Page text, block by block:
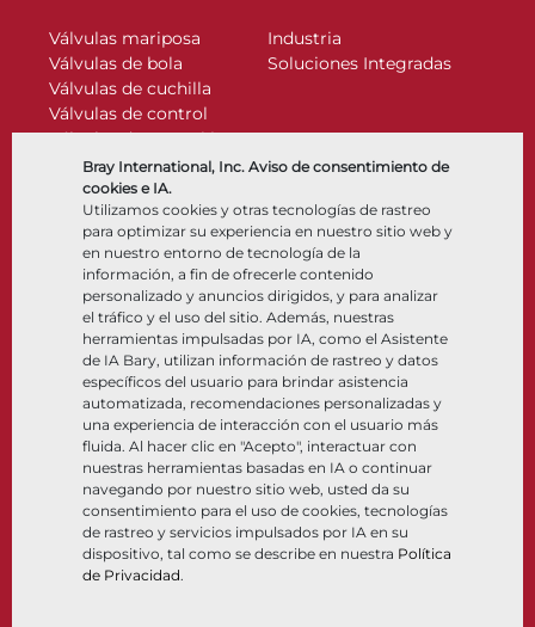
Bray International, Inc. Aviso de consentimiento de
cookies e IA.
Utilizamos cookies y otras tecnologías de rastreo
para optimizar su experiencia en nuestro sitio web y
en nuestro entorno de tecnología de la
información, a fin de ofrecerle contenido
personalizado y anuncios dirigidos, y para analizar
el tráfico y el uso del sitio. Además, nuestras
herramientas impulsadas por IA, como el Asistente
de IA Bary, utilizan información de rastreo y datos
específicos del usuario para brindar asistencia
automatizada, recomendaciones personalizadas y
una experiencia de interacción con el usuario más
fluida. Al hacer clic en "Acepto", interactuar con
nuestras herramientas basadas en IA o continuar
navegando por nuestro sitio web, usted da su
consentimiento para el uso de cookies, tecnologías
de rastreo y servicios impulsados por IA en su
dispositivo, tal como se describe en nuestra Política
de Privacidad.
Válvulas mariposa
Válvulas de bola
Válvulas de cuchilla
Válvulas de control
Válvulas de retención
Actuadores
Accesorios de control
Criogénico
Industria
Soluciones Integradas
Compañía
Nosotros
Ubicaciones
Asociación
Sostenibilidad
Portal del cliente
Recursos
Documentos
Centro de información
Software
Selección de materiales
Síganos LinkedIn
© 2026 Bray International. Todos los derechos reservados